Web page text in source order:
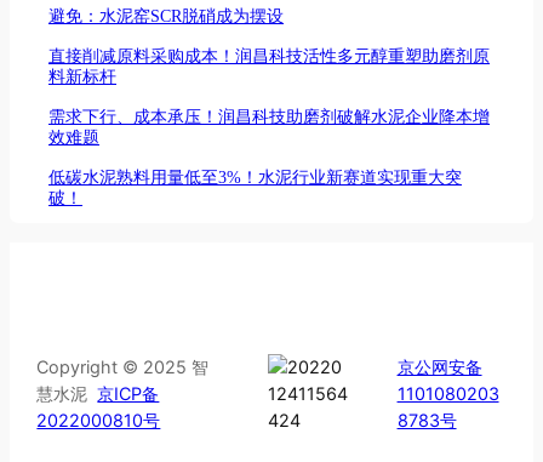
避免：水泥窑SCR脱硝成为摆设
直接削减原料采购成本！润昌科技活性多元醇重塑助磨剂原
料新标杆
需求下行、成本承压！润昌科技助磨剂破解水泥企业降本增
效难题
低碳水泥熟料用量低至3%！水泥行业新赛道实现重大突
破！
Copyright © 2025 智
慧水泥京ICP备
2022000810号
京公网安备
1101080203
8783号